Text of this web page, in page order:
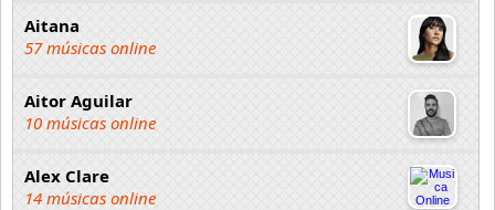
Aitana
57 músicas online
Aitor Aguilar
10 músicas online
Alex Clare
14 músicas online